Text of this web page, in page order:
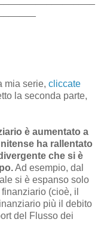
mia serie, cliccate
la seconda parte,
è aumentato a
ha rallentato
che si è
Ad esempio, dal
si è espanso solo
(cioè, il
più il debito
del Flusso dei